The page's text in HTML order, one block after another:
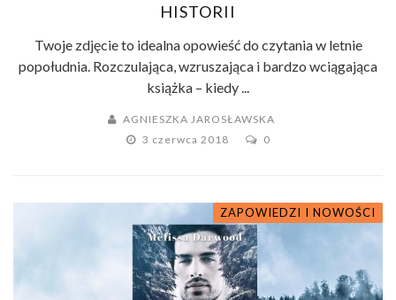
HISTORII
Twoje zdjęcie to idealna opowieść do czytania w letnie
popołudnia. Rozczulająca, wzruszająca i bardzo wciągająca
książka – kiedy ...
AGNIESZKA JAROSŁAWSKA
3 czerwca 2018
0
ZAPOWIEDZI I NOWOŚCI